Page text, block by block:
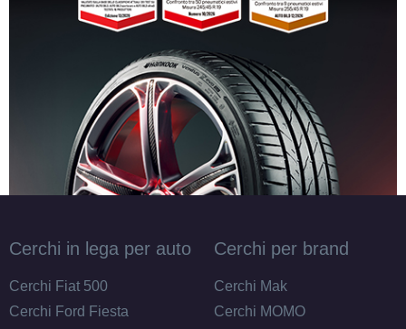
Cerchi in lega per auto
Cerchi Fiat 500
Cerchi Ford Fiesta
Cerchi per brand
Cerchi Mak
Cerchi MOMO